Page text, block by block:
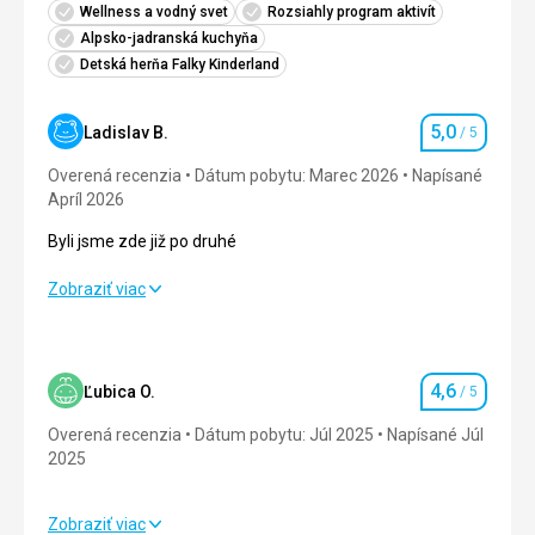
Wellness a vodný svet
Rozsiahly program aktivít
Alpsko-jadranská kuchyňa
Detská herňa Falky Kinderland
Ladislav B. Hodnotenie
5,0 / 5
Overená recenzia Dátum pobytu: Marec 2026
Napísané
Apríl 2026
Byli jsme zde již po druhé
Byli jsme zde již po druhé
Ubytovanie 5,0/ 5
Okolie 5,0 / 5
Cena
Zobraziť viac
Ľubica O. Hodnotenie
4,6 / 5
Overená recenzia Dátum pobytu: Júl 2025
Napísané Júl
2025
Zobraziť viac